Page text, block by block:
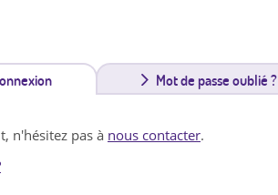
n
Mot de passe oublié ?
n'hésitez pas à nous contacter.